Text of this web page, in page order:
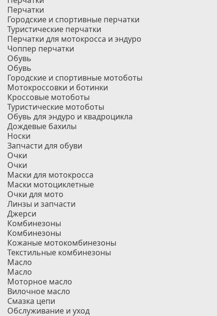
Перчатки
Городские и спортивные перчатки
Туристические перчатки
Перчатки для мотокросса и эндуро
Чоппер перчатки
Обувь
Обувь
Городские и спортивные мотоботы
Мотокроссовки и ботинки
Кроссовые мотоботы
Туристические мотоботы
Обувь для эндуро и квадроцикла
Дождевые бахилы
Носки
Запчасти для обуви
Очки
Очки
Маски для мотокросса
Маски мотоциклетные
Очки для мото
Линзы и запчасти
Джерси
Комбинезоны
Комбинезоны
Кожаные мотокомбинезоны
Текстильные комбинезоны
Масло
Масло
Моторное масло
Вилочное масло
Смазка цепи
Обслуживание и уход